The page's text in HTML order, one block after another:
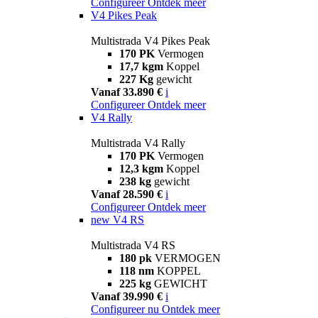
V4 Pikes Peak
Multistrada V4 Pikes Peak
170 PK Vermogen
17,7 kgm Koppel
227 Kg gewicht
Vanaf 33.890 € i
Configureer Ontdek meer
V4 Rally
Multistrada V4 Rally
170 PK Vermogen
12,3 kgm Koppel
238 kg gewicht
Vanaf 28.590 € i
Configureer Ontdek meer
new V4 RS
Multistrada V4 RS
180 pk VERMOGEN
118 nm KOPPEL
225 kg GEWICHT
Vanaf 39.990 € i
Configureer nu Ontdek meer